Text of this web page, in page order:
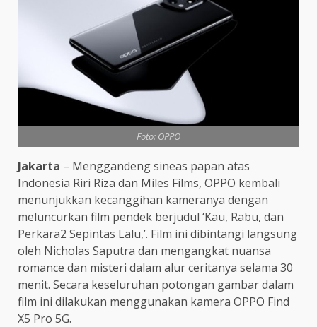
Foto: OPPO
Jakarta – Menggandeng sineas papan atas
Indonesia Riri Riza dan Miles Films, OPPO kembali
menunjukkan kecanggihan kameranya dengan
meluncurkan film pendek berjudul ‘Kau, Rabu, dan
Perkara2 Sepintas Lalu,’. Film ini dibintangi langsung
oleh Nicholas Saputra dan mengangkat nuansa
romance dan misteri dalam alur ceritanya selama 30
menit. Secara keseluruhan potongan gambar dalam
film ini dilakukan menggunakan kamera OPPO Find
X5 Pro 5G.